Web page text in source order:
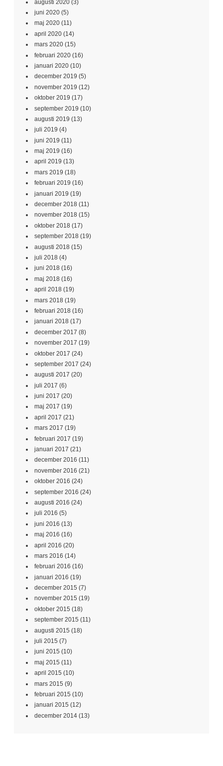
augusti 2020 (3)
juni 2020 (5)
maj 2020 (11)
april 2020 (14)
mars 2020 (15)
februari 2020 (16)
januari 2020 (10)
december 2019 (5)
november 2019 (12)
oktober 2019 (17)
september 2019 (10)
augusti 2019 (13)
juli 2019 (4)
juni 2019 (11)
maj 2019 (16)
april 2019 (13)
mars 2019 (18)
februari 2019 (16)
januari 2019 (19)
december 2018 (11)
november 2018 (15)
oktober 2018 (17)
september 2018 (19)
augusti 2018 (15)
juli 2018 (4)
juni 2018 (16)
maj 2018 (16)
april 2018 (19)
mars 2018 (19)
februari 2018 (16)
januari 2018 (17)
december 2017 (8)
november 2017 (19)
oktober 2017 (24)
september 2017 (24)
augusti 2017 (20)
juli 2017 (6)
juni 2017 (20)
maj 2017 (19)
april 2017 (21)
mars 2017 (19)
februari 2017 (19)
januari 2017 (21)
december 2016 (11)
november 2016 (21)
oktober 2016 (24)
september 2016 (24)
augusti 2016 (24)
juli 2016 (5)
juni 2016 (13)
maj 2016 (16)
april 2016 (20)
mars 2016 (14)
februari 2016 (16)
januari 2016 (19)
december 2015 (7)
november 2015 (19)
oktober 2015 (18)
september 2015 (11)
augusti 2015 (18)
juli 2015 (7)
juni 2015 (10)
maj 2015 (11)
april 2015 (10)
mars 2015 (9)
februari 2015 (10)
januari 2015 (12)
december 2014 (13)